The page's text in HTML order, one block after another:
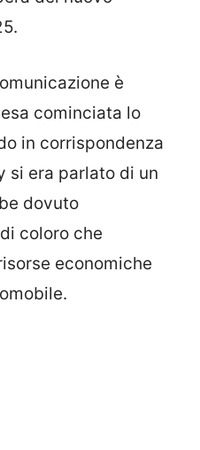
è
cominciata lo
in corrispondenza
si era parlato di un
dovuto
coloro che
economiche